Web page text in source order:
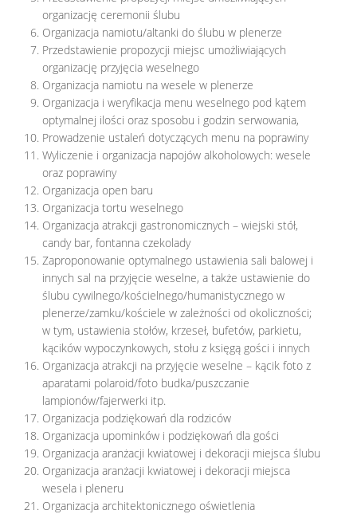
organizację ceremonii ślubu
Organizacja namiotu/altanki do ślubu w plenerze
Przedstawienie propozycji miejsc umożliwiających
organizację przyjęcia weselnego
Organizacja namiotu na wesele w plenerze
Organizacja i weryfikacja menu weselnego pod kątem
optymalnej ilości oraz sposobu i godzin serwowania,
Prowadzenie ustaleń dotyczących menu na poprawiny
Wyliczenie i organizacja napojów alkoholowych: wesele
oraz poprawiny
Organizacja open baru
Organizacja tortu weselnego
Organizacja atrakcji gastronomicznych – wiejski stół,
candy bar, fontanna czekolady
Zaproponowanie optymalnego ustawienia sali balowej i
innych sal na przyjęcie weselne, a także ustawienie do
ślubu cywilnego/kościelnego/humanistycznego w
plenerze/zamku/kościele w zależności od okoliczności;
w tym, ustawienia stołów, krzeseł, bufetów, parkietu,
kącików wypoczynkowych, stołu z księgą gości i innych
Organizacja atrakcji na przyjęcie weselne – kącik foto z
aparatami polaroid/foto budka/puszczanie
lampionów/fajerwerki itp.
Organizacja podziękowań dla rodziców
Organizacja upominków i podziękowań dla gości
Organizacja aranżacji kwiatowej i dekoracji miejsca ślubu
Organizacja aranżacji kwiatowej i dekoracji miejsca
wesela i pleneru
Organizacja architektonicznego oświetlenia